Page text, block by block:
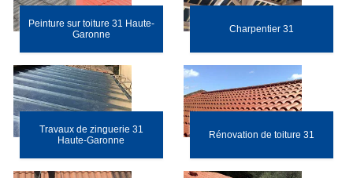
Peinture sur toiture 31 Haute-
Garonne
Charpentier 31
Travaux de zinguerie 31
Haute-Garonne
Rénovation de toiture 31